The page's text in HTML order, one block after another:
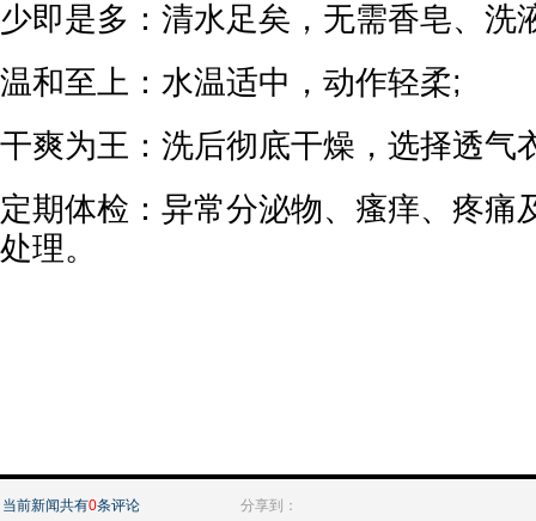
少即是多：清水足矣，无需香皂、洗
温和至上：水温适中，动作轻柔;
干爽为王：洗后彻底干燥，选择透气
定期体检：异常分泌物、瘙痒、疼痛
处理。
当前新闻共有0条评论 分享到：